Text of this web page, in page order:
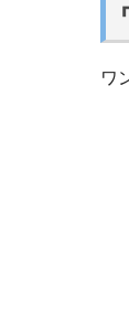
ワ